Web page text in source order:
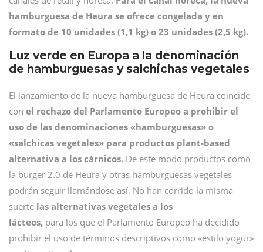
hamburguesa de Heura se ofrece congelada y en
formato de 10 unidades (1,1 kg) o 23 unidades (2,5 kg).
Luz verde en Europa a la denominación
de hamburguesas y salchichas vegetales
El lanzamiento de la nueva hamburguesa de Heura coincide
con el rechazo del Parlamento Europeo a prohibir el
uso de las denominaciones «hamburguesas» o
«salchicas vegetales» para productos plant-based
alternativa a los cárnicos. De este modo productos como
la burger 2.0 de Heura y otras hamburguesas vegetales
podrán seguir llamándose así. No han corrido la misma
suerte las alternativas vegetales a los
lácteos, para los que el Parlamento Europeo ha decidido
prohibir el uso de términos descriptivos como «estilo yogur»